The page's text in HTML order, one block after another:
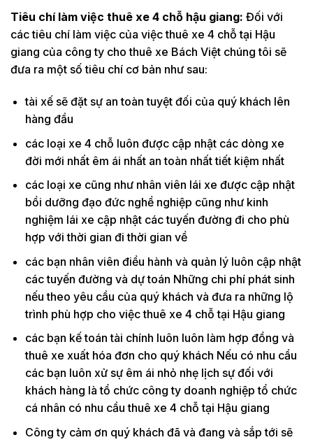
Tiêu chí làm việc thuê xe 4 chỗ hậu giang: Đối với
các tiêu chí làm việc của việc thuê xe 4 chỗ tại Hậu
giang của công ty cho thuê xe Bách Việt chúng tôi sẽ
đưa ra một số tiêu chí cơ bản như sau:
tài xế sẽ đặt sự an toàn tuyệt đối của quý khách lên
hàng đầu
các loại xe 4 chỗ luôn được cập nhật các dòng xe
đời mới nhất êm ái nhất an toàn nhất tiết kiệm nhất
các loại xe cũng như nhân viên lái xe được cập nhật
bồi dưỡng đạo đức nghề nghiệp cũng như kinh
nghiệm lái xe cập nhật các tuyến đường đi cho phù
hợp với thời gian đi thời gian về
các bạn nhân viên điều hành và quản lý luôn cập nhật
các tuyến đường và dự toán Những chi phí phát sinh
nếu theo yêu cầu của quý khách và đưa ra những lộ
trình phù hợp cho việc thuê xe 4 chỗ tại Hậu giang
các bạn kế toán tài chính luôn luôn làm hợp đồng và
thuê xe xuất hóa đơn cho quý khách Nếu có nhu cầu
các bạn luôn xử sự êm ái nhỏ nhẹ lịch sự đối với
khách hàng là tổ chức công ty doanh nghiệp tổ chức
cá nhân có nhu cầu thuê xe 4 chỗ tại Hậu giang
Công ty cảm ơn quý khách đã và đang và sắp tới sẽ